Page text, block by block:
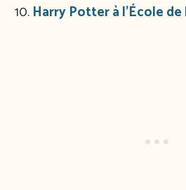
Harry Potter à l’École